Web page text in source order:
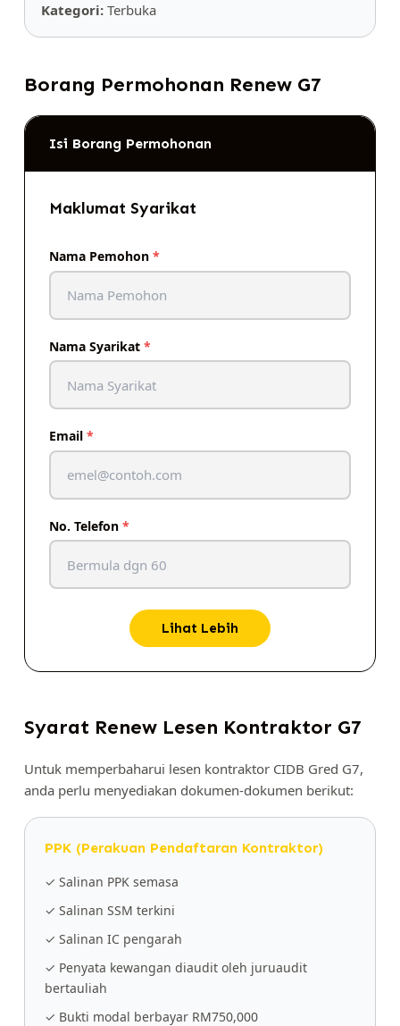
Kategori:Terbuka
Borang Permohonan Renew G7
Isi Borang Permohonan
Maklumat Syarikat
Nama Pemohon *
Nama Syarikat *
Email *
No. Telefon *
Lihat Lebih
Syarat Renew Lesen Kontraktor G7
Untuk memperbaharui lesen kontraktor CIDB Gred G7,
anda perlu menyediakan dokumen-dokumen berikut:
PPK (Perakuan Pendaftaran Kontraktor)
✓ Salinan PPK semasa
✓ Salinan SSM terkini
✓ Salinan IC pengarah
✓ Penyata kewangan diaudit oleh juruaudit
bertauliah
✓ Bukti modal berbayar RM750,000